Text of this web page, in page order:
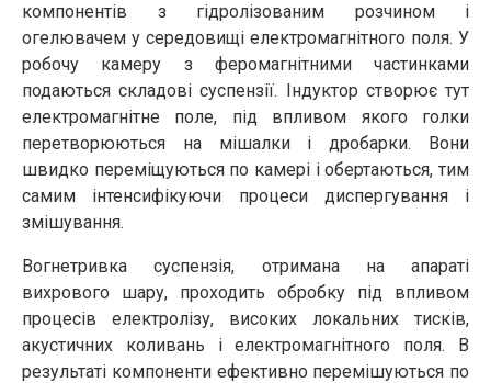
компонентів з гідролізованим розчином і
огелювачем у середовищі електромагнітного поля. У
робочу камеру з феромагнітними частинками
подаються складові суспензії. Індуктор створює тут
електромагнітне поле, під впливом якого голки
перетворюються на мішалки і дробарки. Вони
швидко переміщуються по камері і обертаються, тим
самим інтенсифікуючи процеси диспергування і
змішування.
Вогнетривка суспензія, отримана на апараті
вихрового шару, проходить обробку під впливом
процесів електролізу, високих локальних тисків,
акустичних коливань і електромагнітного поля. В
результаті компоненти ефективно перемішуються по